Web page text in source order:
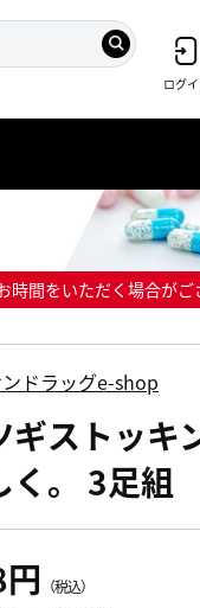
ログ
間をいただく場合がご
ドラッグe-shop
ギストッキ
く。 3足組
（税込）